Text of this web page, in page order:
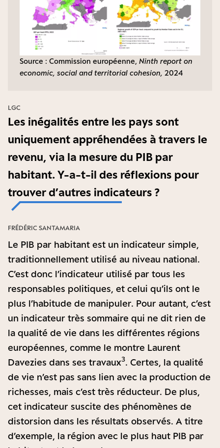
Source : Commission européenne, Ninth report on
economic, social and territorial cohesion, 2024
Les inégalités entre les pays sont
uniquement appréhendées à travers le
revenu, via la mesure du PIB par
habitant. Y-a-t-il des réflexions pour
trouver d’autres indicateurs ?
LGC
Le PIB par habitant est un indicateur simple,
traditionnellement utilisé au niveau national.
C’est donc l’indicateur utilisé par tous les
responsables politiques, et celui qu’ils ont le
plus l’habitude de manipuler. Pour autant, c’est
un indicateur très sommaire qui ne dit rien de
la qualité de vie dans les différentes régions
européennes, comme le montre Laurent
Davezies dans ses travaux3. Certes, la qualité
de vie n’est pas sans lien avec la production de
richesses, mais c’est très réducteur. De plus,
cet indicateur suscite des phénomènes de
distorsion dans les résultats observés. A titre
d’exemple, la région avec le plus haut PIB par
FRÉDÉRIC SANTAMARIA